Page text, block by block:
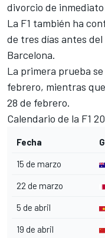
divorcio de
La F1 también ha
de tres días antes
Barcelona.
La primera prueba se
febrero, mientras
28 de febrero.
Calendario de la F1
Fecha
15 de marzo
22 de marzo
5 de abril
19 de abril